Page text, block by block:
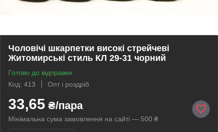
Чоловічі шкарпетки високі стрейчеві
Житомирські стиль КЛ 29-31 чорний
Готово до відправки
Код: 413
Опт і роздріб
33,65 ₴/пара
Мінімальна сума замовлення на сайті — 500 ₴